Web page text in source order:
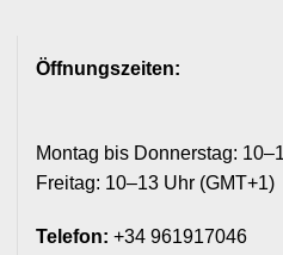
Öffnungszeiten:
Montag bis Donnerstag:
Freitag: 10–13 Uhr (GMT+1)
Telefon: +34 961917046